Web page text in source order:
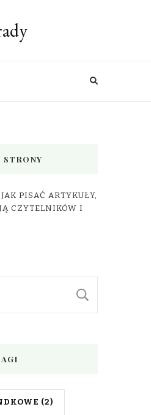
STRONY
PISAĆ ARTYKUŁY,
CZYTELNIKÓW I
(2)